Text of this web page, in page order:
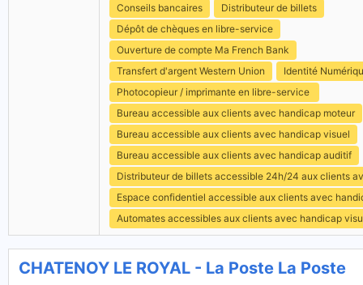
Conseils bancaires
Distributeur de billets
Dépôt de chèques en libre-service
Ouverture de compte Ma French Bank
Transfert d'argent Western Union
Identité
Photocopieur / imprimante en libre-service
Bureau accessible aux clients avec handicap moteur
Bureau accessible aux clients avec handicap visuel
Bureau accessible aux clients avec handicap auditif
Distributeur de billets accessible 24h/24 aux clients
Espace confidentiel accessible aux clients avec
Automates accessibles aux clients avec handicap
CHATENOY LE ROYAL - La Poste La Poste